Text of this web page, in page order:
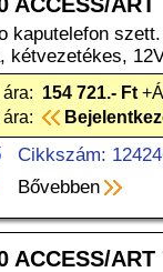
kaputelefon
kétvezetékes,
154 721.- Ft
Cikkszám:
Bővebben
ACCESS/ART